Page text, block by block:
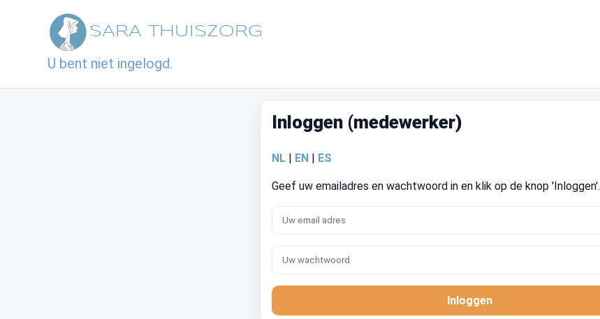
SARA THUISZORG
U bent niet ingelogd.
Inloggen (medewerker)
NL | EN | ES
Geef uw emailadres en wachtwoord in en klik op de knop 'Inloggen'.
Inloggen